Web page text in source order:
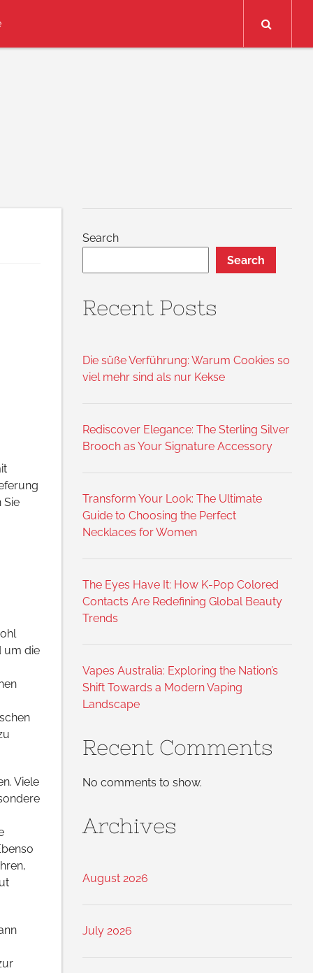
Sie
um die
Viele
Search
Search
Recent Posts
Die süße Verführung: Warum Cookies so
viel mehr sind als nur Kekse
Rediscover Elegance: The Sterling Silver
Brooch as Your Signature Accessory
Transform Your Look: The Ultimate
Guide to Choosing the Perfect
Necklaces for Women
The Eyes Have It: How K-Pop Colored
Contacts Are Redefining Global Beauty
Trends
Vapes Australia: Exploring the Nation’s
Shift Towards a Modern Vaping
Landscape
Recent Comments
No comments to show.
Archives
August 2026
July 2026